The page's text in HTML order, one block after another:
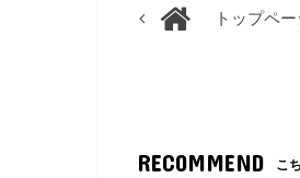
トップペ
RECOMMEND こ